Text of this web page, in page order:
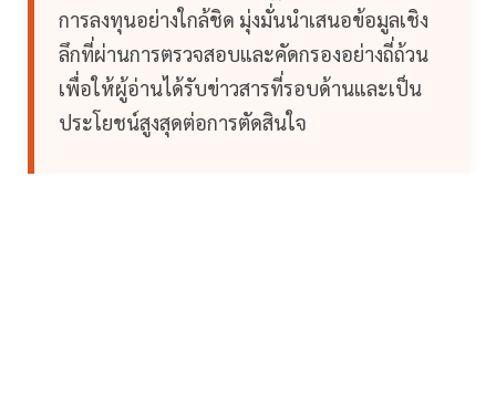
การลงทุนอย่างใกล้ชิด มุ่งมั่นนำเสนอข้อมูลเชิง
ลึกที่ผ่านการตรวจสอบและคัดกรองอย่างถี่ถ้วน
เพื่อให้ผู้อ่านได้รับข่าวสารที่รอบด้านและเป็น
ประโยชน์สูงสุดต่อการตัดสินใจ